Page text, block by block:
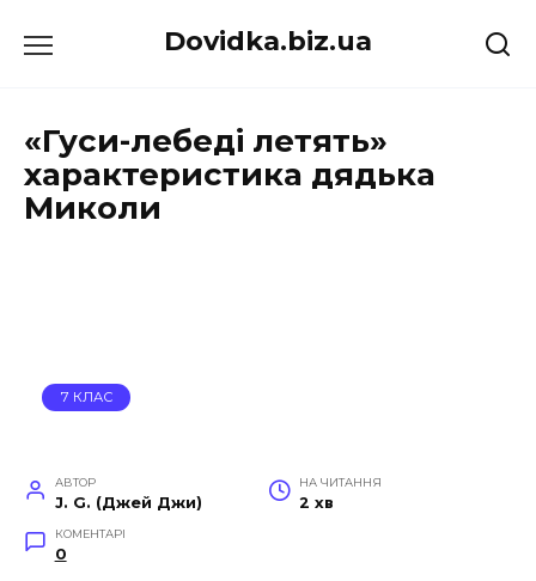
до
Dovidka.biz.ua
«Гуси-лебеді летять»
характеристика дядька
Миколи
7 КЛАС
АВТОР
J. G. (Джей Джи)
НА ЧИТАННЯ
2 хв
КОМЕНТАРІ
0